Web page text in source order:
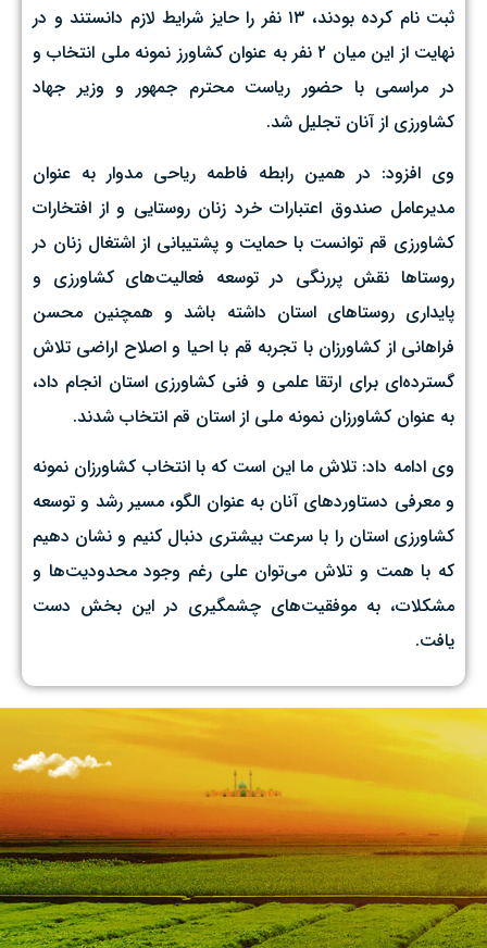
ثبت نام کرده بودند، ۱۳ نفر را حایز شرایط لازم دانستند و در
نهایت از این میان ۲ نفر به عنوان کشاورز نمونه ملی انتخاب و
در مراسمی با حضور ریاست محترم جمهور و وزیر جهاد
کشاورزی از آنان تجلیل شد.
وی افزود: در همین رابطه فاطمه ریاحی مدوار به عنوان
مدیرعامل صندوق اعتبارات خرد زنان روستایی و از افتخارات
کشاورزی قم توانست با حمایت و پشتیبانی از اشتغال زنان در
روستاها نقش پررنگی در توسعه فعالیت‌های کشاورزی و
پایداری روستاهای استان داشته باشد و همچنین محسن
فراهانی از کشاورزان با تجربه قم با احیا و اصلاح اراضی تلاش
گسترده‌ای برای ارتقا علمی و فنی کشاورزی استان انجام داد،‌
به عنوان کشاورزان نمونه ملی از استان قم انتخاب شدند.
وی ادامه داد: تلاش ما این است که با انتخاب کشاورزان نمونه
و معرفی دستاوردهای آنان به عنوان الگو، مسیر رشد و توسعه
کشاورزی استان را با سرعت بیشتری دنبال کنیم و نشان دهیم
که با همت و تلاش می‌توان علی رغم وجود محدودیت‌ها و
مشکلات، به موفقیت‌های چشمگیری در این بخش دست
یافت.